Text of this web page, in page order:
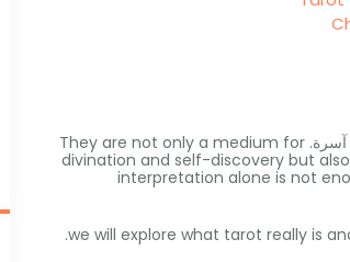
آسرة. They are not only a medium for
divination and self-discovery but
interpretation alone is not
we will explore what tarot really is
.